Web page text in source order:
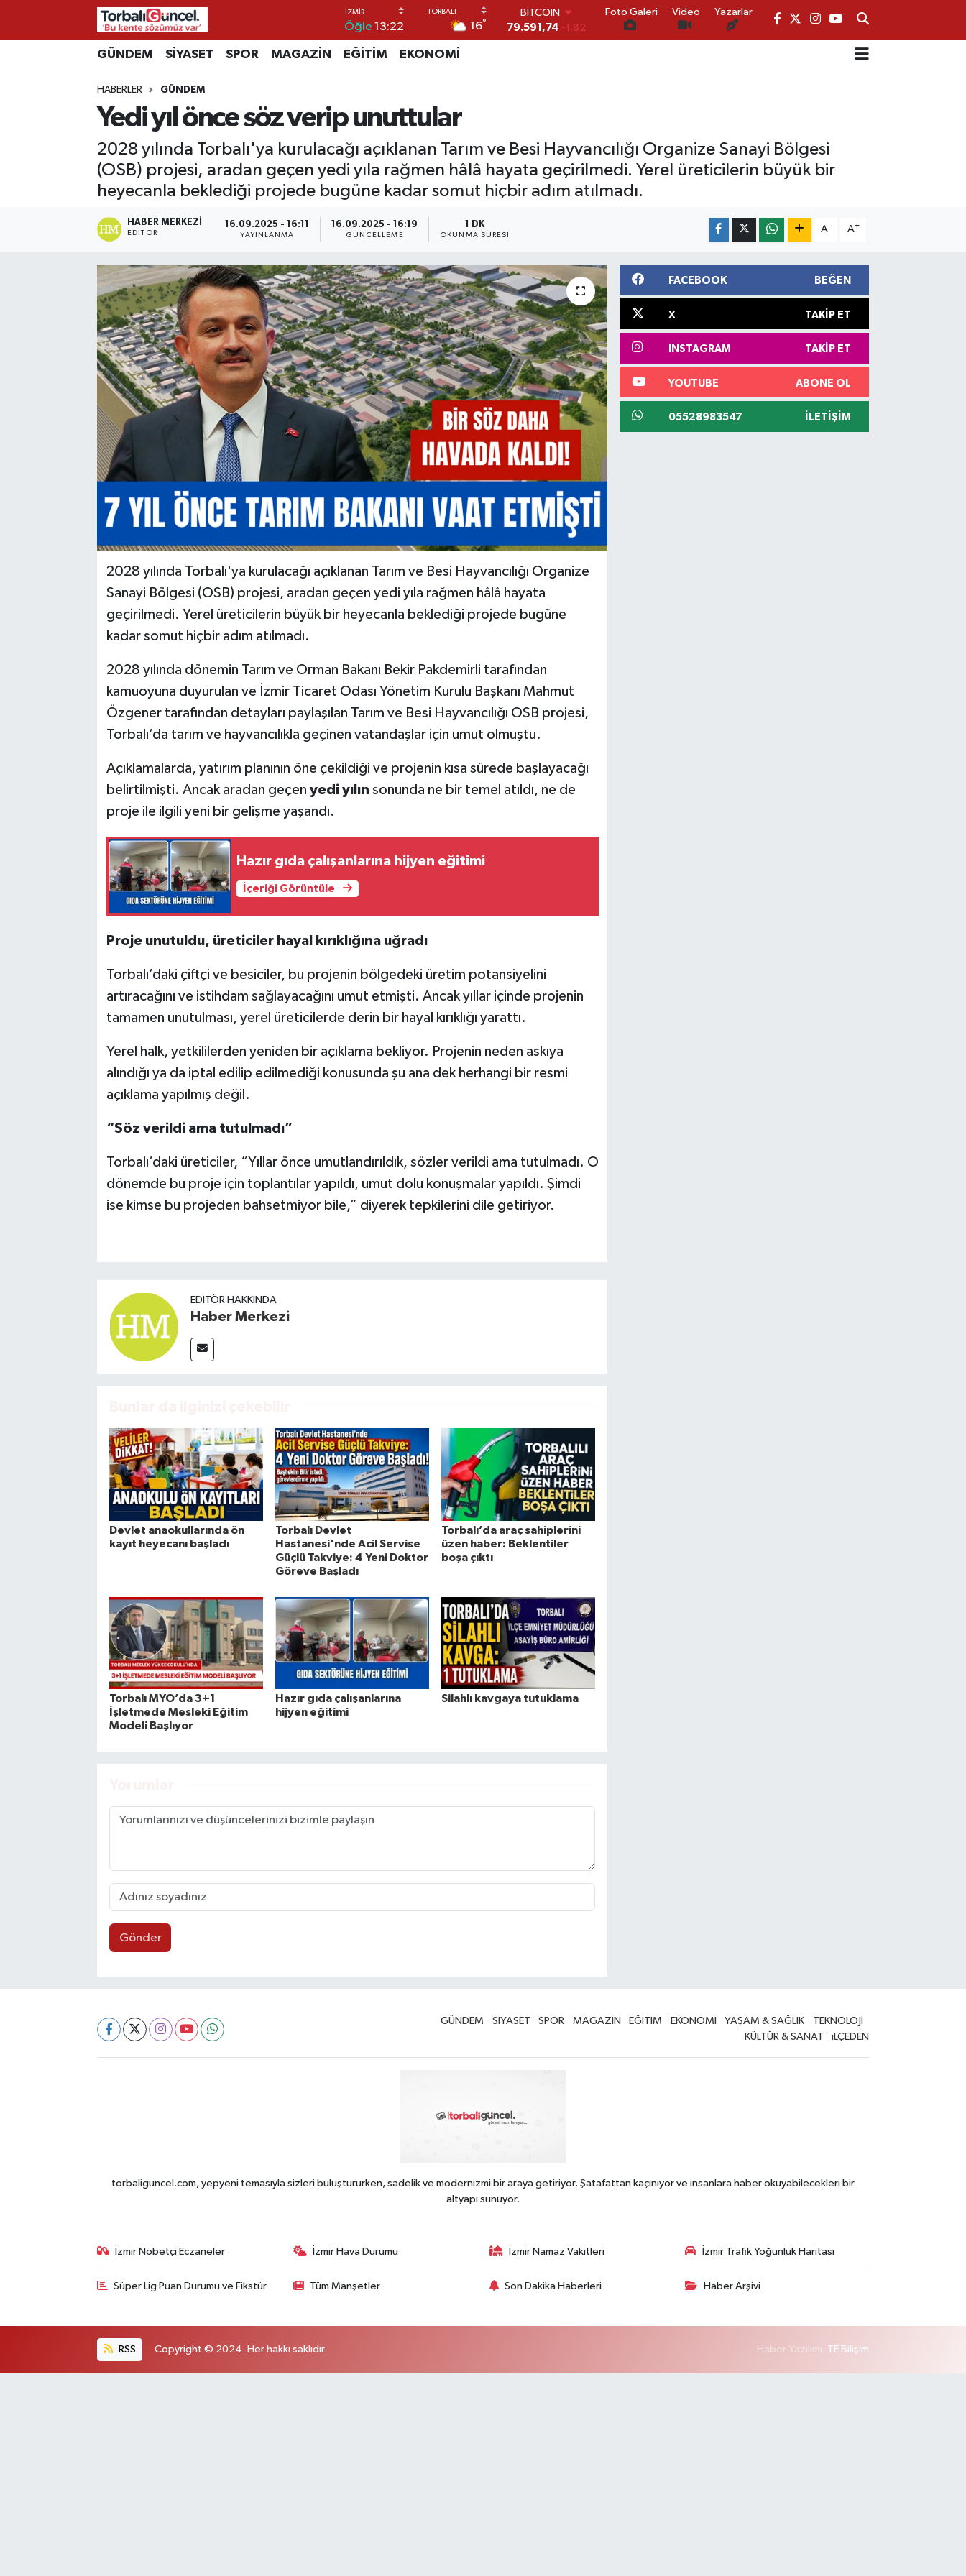
Öğle 13:22 16°
DOLAR
45,43620 0.02
EURO
14.598,00 0
BITCOIN
79.591,74
-1.82
Foto Galeri Video Yazarlar
GÜNDEM SİYASET SPOR MAGAZİN EĞİTİM EKONOMİ
HABERLER GÜNDEM
Yedi yıl önce söz verip unuttular
2028 yılında Torbalı'ya kurulacağı açıklanan Tarım ve Besi Hayvancılığı Organize Sanayi Bölgesi
(OSB) projesi, aradan geçen yedi yıla rağmen hâlâ hayata geçirilmedi. Yerel üreticilerin büyük bir
heyecanla beklediği projede bugüne kadar somut hiçbir adım atılmadı.
HABER MERKEZI
EDITÖR
16.09.2025 - 16:11
YAYINLANMA
16.09.2025 - 16:19
GÜNCELLEME
1 DK
OKUNMA SÜRESI
A- A+
2028 yılında Torbalı'ya kurulacağı açıklanan Tarım ve Besi Hayvancılığı Organize
Sanayi Bölgesi (OSB) projesi, aradan geçen yedi yıla rağmen hâlâ hayata
geçirilmedi. Yerel üreticilerin büyük bir heyecanla beklediği projede bugüne
kadar somut hiçbir adım atılmadı.
2028 yılında dönemin Tarım ve Orman Bakanı Bekir Pakdemirli tarafından
kamuoyuna duyurulan ve İzmir Ticaret Odası Yönetim Kurulu Başkanı Mahmut
Özgener tarafından detayları paylaşılan Tarım ve Besi Hayvancılığı OSB projesi,
Torbalı’da tarım ve hayvancılıkla geçinen vatandaşlar için umut olmuştu.
Açıklamalarda, yatırım planının öne çekildiği ve projenin kısa sürede başlayacağı
belirtilmişti. Ancak aradan geçen yedi yılın sonunda ne bir temel atıldı, ne de
proje ile ilgili yeni bir gelişme yaşandı.
Hazır gıda çalışanlarına hijyen eğitimi
İçeriği Görüntüle
Proje unutuldu, üreticiler hayal kırıklığına uğradı
Torbalı’daki çiftçi ve besiciler, bu projenin bölgedeki üretim potansiyelini
artıracağını ve istihdam sağlayacağını umut etmişti. Ancak yıllar içinde projenin
tamamen unutulması, yerel üreticilerde derin bir hayal kırıklığı yarattı.
Yerel halk, yetkililerden yeniden bir açıklama bekliyor. Projenin neden askıya
alındığı ya da iptal edilip edilmediği konusunda şu ana dek herhangi bir resmi
açıklama yapılmış değil.
“Söz verildi ama tutulmadı”
Torbalı’daki üreticiler, “Yıllar önce umutlandırıldık, sözler verildi ama tutulmadı. O
dönemde bu proje için toplantılar yapıldı, umut dolu konuşmalar yapıldı. Şimdi
ise kimse bu projeden bahsetmiyor bile,” diyerek tepkilerini dile getiriyor.
EDITÖR HAKKINDA
Haber Merkezi
Devlet anaokullarında ön
kayıt heyecanı başladı
Torbalı Devlet
Hastanesi'nde Acil Servise
Güçlü Takviye: 4 Yeni Doktor
Göreve Başladı
Torbalı’da araç sahiplerini
üzen haber: Beklentiler
boşa çıktı
Torbalı MYO’da 3+1
İşletmede Mesleki Eğitim
Modeli Başlıyor
Hazır gıda çalışanlarına
hijyen eğitimi
Silahlı kavgaya tutuklama
Gönder
FACEBOOK BEĞEN
X TAKIP ET
INSTAGRAM TAKIP ET
YOUTUBE ABONE OL
05528983547 İLETIŞIM
GÜNDEM SİYASET SPOR MAGAZİN EĞİTİM EKONOMİ YAŞAM & SAĞLIK
TEKNOLOJİ
KÜLTÜR & SANAT
iLÇEDEN
torbaliguncel.com, yepyeni temasıyla sizleri buluştururken, sadelik ve modernizmi bir araya getiriyor. Şatafattan kaçınıyor ve insanlara haber okuyabilecekleri bir
altyapı sunuyor.
İzmir Nöbetçi Eczaneler İzmir Hava Durumu İzmir Namaz Vakitleri İzmir Trafik Yoğunluk Haritası
Süper Lig Puan Durumu ve Fikstür Tüm Manşetler Son Dakika Haberleri Haber Arşivi
RSS Copyright © 2024. Her hakkı saklıdır. Haber Yazılımı: TE Bilişim
İzmir Nöbetçi Eczaneler
İzmir Hava Durumu
İzmir Namaz Vakitleri
İzmir Trafik Yoğunluk Haritası
Süper Lig Puan Durumu ve Fikstür
Tüm Manşetler
Son Dakika Haberleri
Haber Arşivi